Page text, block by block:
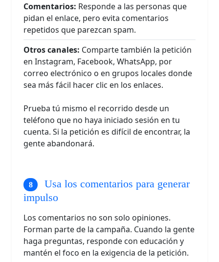
Comentarios: Responde a las personas que
pidan el enlace, pero evita comentarios
repetidos que parezcan spam.
Otros canales: Comparte también la petición
en Instagram, Facebook, WhatsApp, por
correo electrónico o en grupos locales donde
sea más fácil hacer clic en los enlaces.
Prueba tú mismo el recorrido desde un
teléfono que no haya iniciado sesión en tu
cuenta. Si la petición es difícil de encontrar, la
gente abandonará.
Usa los comentarios para generar
impulso
Los comentarios no son solo opiniones.
Forman parte de la campaña. Cuando la gente
haga preguntas, responde con educación y
mantén el foco en la exigencia de la petición.